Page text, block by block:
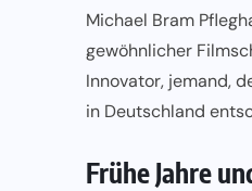
Michael Bram
gewöhnlicher
Innovator, jemand,
in Deutschland
Frühe Jahre